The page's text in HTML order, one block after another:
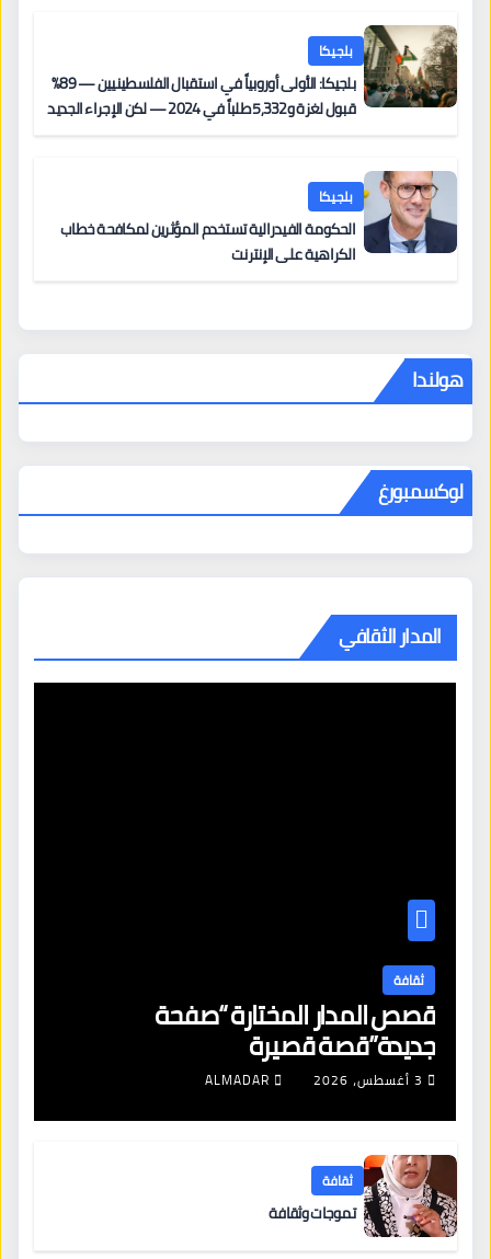
بلجيكا
بلجيكا: الأولى أوروبياً في استقبال الفلسطينيين — 89%
قبول لغزة و5,332 طلباً في 2024 — لكن الإجراء الجديد
بلجيكا
الحكومة الفيدرالية تستخدم المؤثرين لمكافحة خطاب
الكراهية على الإنترنت
هولندا
لوكسمبورغ
المدار الثقافي
ثقافة
قصص المدار المختارة “صفحة
جديدة”قصة قصيرة
3 أغسطس، 2026 ALMADAR
ثقافة
تموجات وثقافة